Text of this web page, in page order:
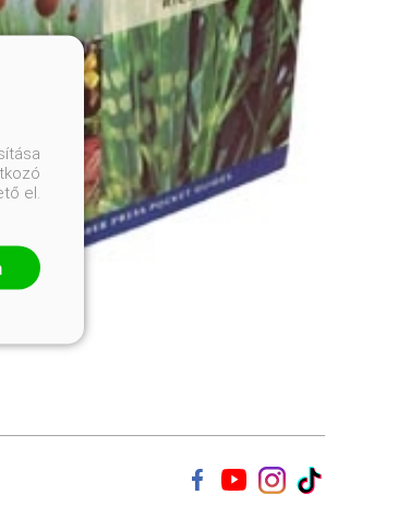
el.